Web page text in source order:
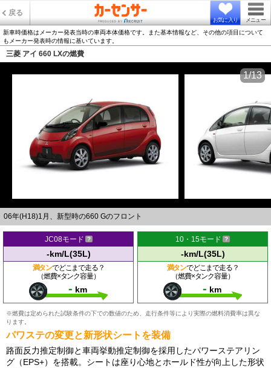
戻る
お気に入り メニュー
新車時価格はメーカー発表当時の車両本体価格です。また基本情報など、その他の項目について
もメーカー発表時の情報に基いています。
三菱 アイ 660 LXの燃費
06年(H18)1月、新型時の660 Gのフロント
1/13
JC08モード
-km/L(35L)
満タンでどこまで走る？
（燃費×タンク容量）
- km
10・15モード
-km/L(35L)
満タンでどこまで走る？
（燃費×タンク容量）
- km
※燃費は定められた試験条件の下での数値のため、走行条件等により実際の燃料消費率は異な
ります。
パワステの変更と新形状シートを装備
路面反力推定制御と車両挙動推定制御を採用したパワーステアリン
グ（EPS+）を搭載。シートは座り心地とホールド性が向上した形状